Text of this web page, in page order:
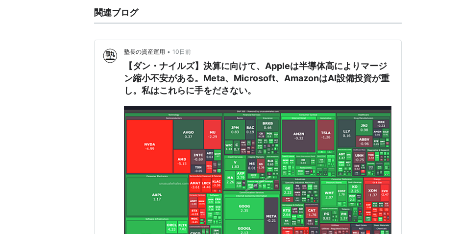
関連ブログ
塾長の資産運用 • 10日前
【ダン・ナイルズ】決算に向けて、Appleは半導体高によりマージ
ン縮小不安がある。Meta、Microsoft、AmazonはAI設備投資が重
し。私はこれらに手をださない。